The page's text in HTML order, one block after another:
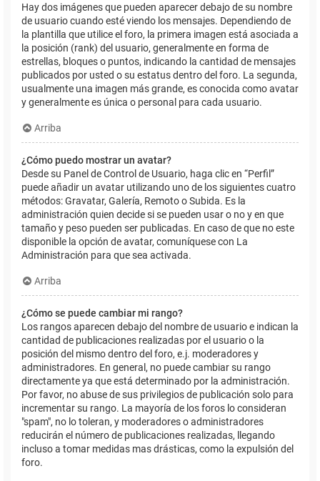
Hay dos imágenes que pueden aparecer debajo de su nombre
de usuario cuando esté viendo los mensajes. Dependiendo de
la plantilla que utilice el foro, la primera imagen está asociada a
la posición (rank) del usuario, generalmente en forma de
estrellas, bloques o puntos, indicando la cantidad de mensajes
publicados por usted o su estatus dentro del foro. La segunda,
usualmente una imagen más grande, es conocida como avatar
y generalmente es única o personal para cada usuario.
Arriba
¿Cómo puedo mostrar un avatar?
Desde su Panel de Control de Usuario, haga clic en “Perfil”
puede añadir un avatar utilizando uno de los siguientes cuatro
métodos: Gravatar, Galería, Remoto o Subida. Es la
administración quien decide si se pueden usar o no y en que
tamaño y peso pueden ser publicadas. En caso de que no este
disponible la opción de avatar, comuníquese con La
Administración para que sea activada.
Arriba
¿Cómo se puede cambiar mi rango?
Los rangos aparecen debajo del nombre de usuario e indican la
cantidad de publicaciones realizadas por el usuario o la
posición del mismo dentro del foro, e.j. moderadores y
administradores. En general, no puede cambiar su rango
directamente ya que está determinado por la administración.
Por favor, no abuse de sus privilegios de publicación solo para
incrementar su rango. La mayoría de los foros lo consideran
"spam", no lo toleran, y moderadores o administradores
reducirán el número de publicaciones realizadas, llegando
incluso a tomar medidas mas drásticas, como la expulsión del
foro.